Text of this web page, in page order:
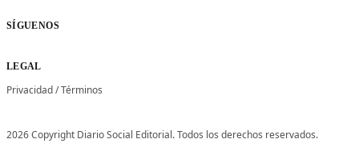
SÍGUENOS
LEGAL
Privacidad/Términos
2026 Copyright Diario Social Editorial. Todos los derechos reservados.